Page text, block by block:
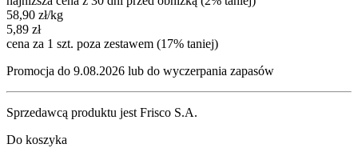
58,90 zł/kg
5,89 zł
cena za 1 szt. poza zestawem (17% taniej)
Promocja do 9.08.2026 lub do wyczerpania zapasów
Sprzedawcą produktu jest Frisco S.A.
Do koszyka